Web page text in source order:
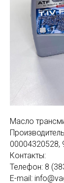
Масло
00004320528,
Контакты:
Телефон: 8
E-mail: